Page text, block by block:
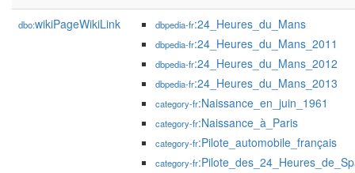
dbo:wikiPageWikiLink dbpedia-fr:24_Heures_du_Mans
dbpedia-fr:24_Heures_du_Mans_2011
dbpedia-fr:24_Heures_du_Mans_2012
dbpedia-fr:24_Heures_du_Mans_2013
category-fr:Naissance_en_juin_1961
category-fr:Naissance_à_Paris
category-fr:Pilote_automobile_français
category-fr